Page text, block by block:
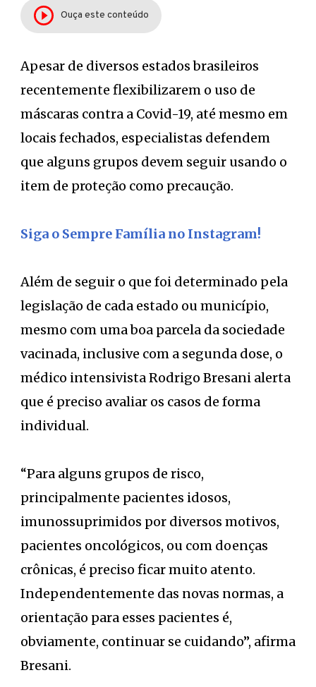
Ouça este conteúdo
Apesar de diversos estados brasileiros
recentemente flexibilizarem o uso de
máscaras contra a Covid-19, até mesmo em
locais fechados, especialistas defendem
que alguns grupos devem seguir usando o
item de proteção como precaução.
Siga o Sempre Família no Instagram!
Além de seguir o que foi determinado pela
legislação de cada estado ou município,
mesmo com uma boa parcela da sociedade
vacinada, inclusive com a segunda dose, o
médico intensivista Rodrigo Bresani alerta
que é preciso avaliar os casos de forma
individual.
“Para alguns grupos de risco,
principalmente pacientes idosos,
imunossuprimidos por diversos motivos,
pacientes oncológicos, ou com doenças
crônicas, é preciso ficar muito atento.
Independentemente das novas normas, a
orientação para esses pacientes é,
obviamente, continuar se cuidando”, afirma
Bresani.